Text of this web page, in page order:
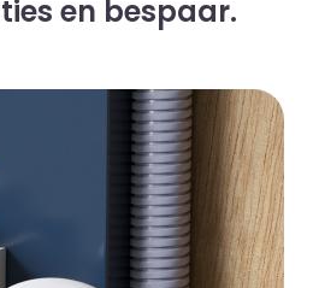
en bespaar